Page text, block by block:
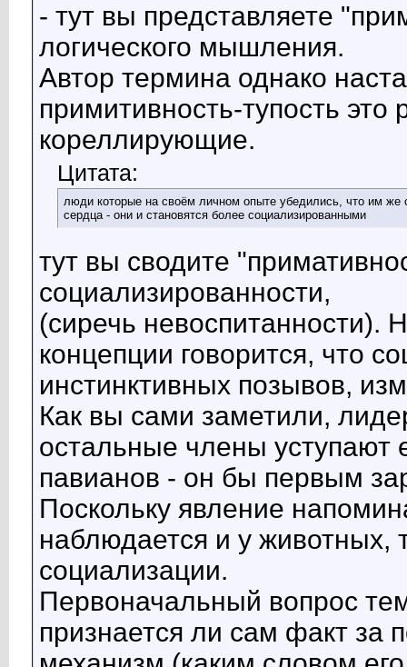
- тут вы представляете
логического мышления.
Автор термина однако
примитивность-тупость
кореллирующие.
Цитата:
люди которые на своём личном опыте убедились, что им
сердца - они и становятся более социализированными
тут вы сводите
социализированности,
(сиречь невоспитанности).
концепции говорится, что
инстинктивных позывов,
Как вы сами заметили,
остальные члены уступают
павианов - он бы первым
Поскольку явление
наблюдается и у животных,
социализации.
Первоначальный вопрос
признается ли сам факт